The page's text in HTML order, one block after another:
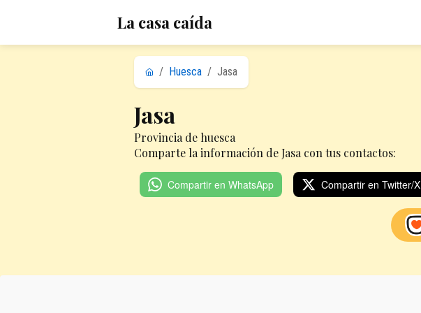
La casa caída
/ Huesca / Jasa
Jasa
Provincia de huesca
Comparte la información de Jasa con tus contactos:
Compartir en WhatsApp Compartir en Twitter/X